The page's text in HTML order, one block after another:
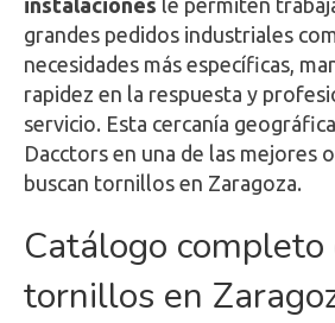
instalaciones le permiten
grandes pedidos industriales
necesidades más específicas,
rapidez en la respuesta y
servicio. Esta cercanía
Dacctors en una de las mejores
buscan tornillos en Zaragoza.
Catálogo completo
tornillos en